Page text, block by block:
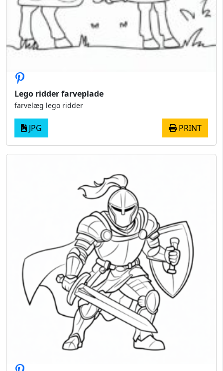
Lego ridder farveplade
farvelæg lego ridder
JPG PRINT